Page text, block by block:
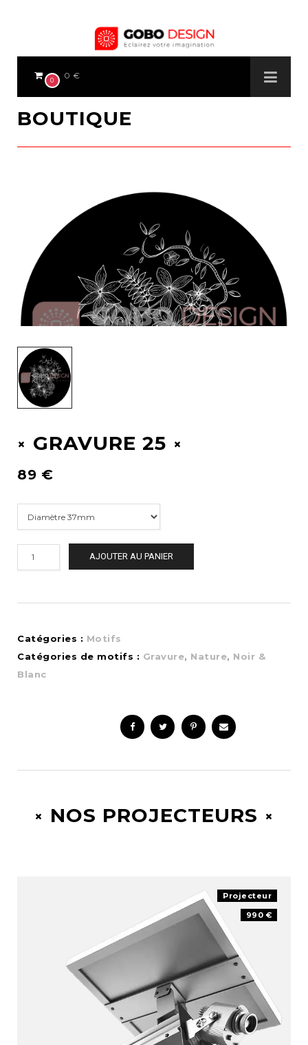
0 0 €
BOUTIQUE
GRAVURE 25
89 €
AJOUTER AU PANIER
Catégories : Motifs
Catégories de motifs : Gravure, Nature, Noir &
Blanc
NOS PROJECTEURS
Projecteur
990 €